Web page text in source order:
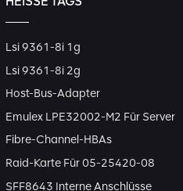
Lsi 9361-8i 1g
Lsi 9361-8i 2g
Host-Bus-Adapter
Emulex LPE32002-M2 Für Server
Fibre-Channel-HBAs
Raid-Karte Für 05-25420-08
SFF8643 Interne Anschlüsse